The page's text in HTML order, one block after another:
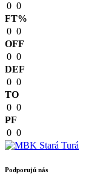
0 0
FT%
0 0
OFF
0 0
DEF
0 0
TO
0 0
PF
0 0
Podporujú nás